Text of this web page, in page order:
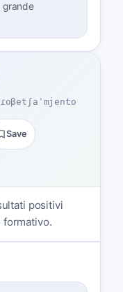
grande
Save
positivi
formativo.